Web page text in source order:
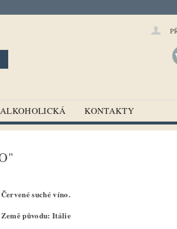
KONTAKTY
Červené suché víno.
Země původu: Itálie